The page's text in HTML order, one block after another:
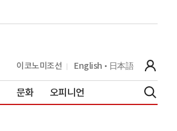
이코노미조선 English 日本語
문화 오피니언